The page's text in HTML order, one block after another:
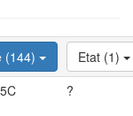
(144)
Etat (1)
?